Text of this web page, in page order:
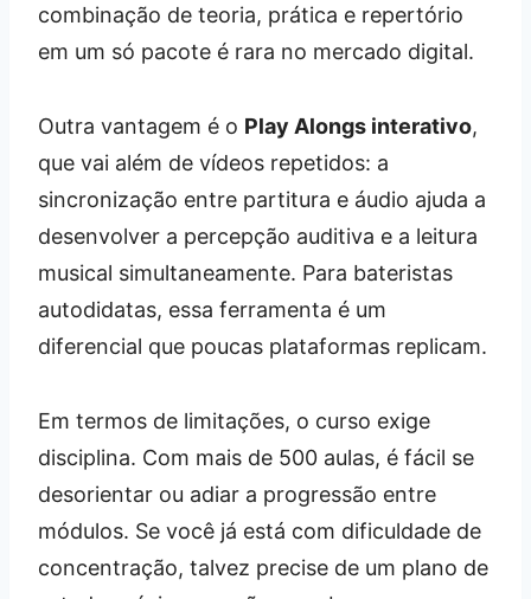
combinação de teoria, prática e repertório
em um só pacote é rara no mercado digital.
Outra vantagem é o Play Alongs interativo,
que vai além de vídeos repetidos: a
sincronização entre partitura e áudio ajuda a
desenvolver a percepção auditiva e a leitura
musical simultaneamente. Para bateristas
autodidatas, essa ferramenta é um
diferencial que poucas plataformas replicam.
Em termos de limitações, o curso exige
disciplina. Com mais de 500 aulas, é fácil se
desorientar ou adiar a progressão entre
módulos. Se você já está com dificuldade de
concentração, talvez precise de um plano de